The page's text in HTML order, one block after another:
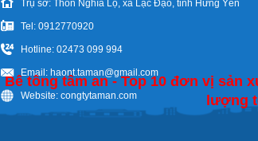
Trụ sở: Thôn Nghĩa Lộ, xã Lạc Đạo, tỉnh Hưng Yên
Tel: 0912770920
Hotline: 02473 099 994
Email: haont.taman@gmail.com
Website: congtytaman.com
Bê tông tâm an - Top 10 đơn vị sản
lượng